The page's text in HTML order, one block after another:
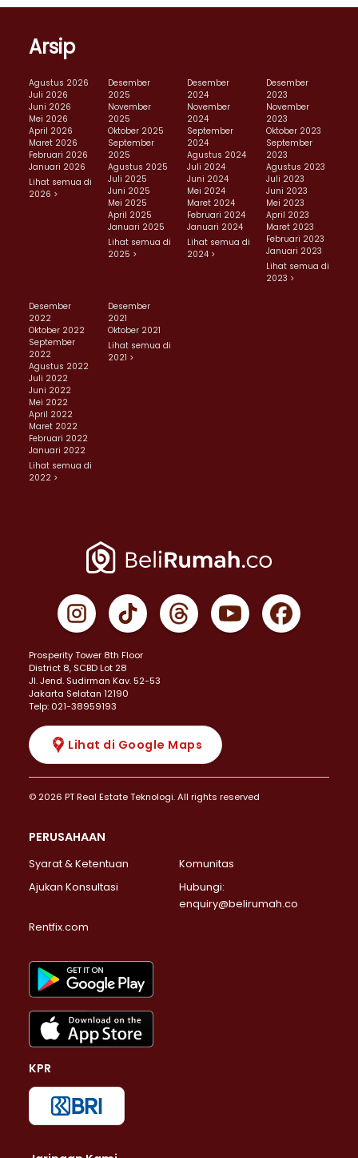
Arsip
Agustus 2026
Juli 2026
Juni 2026
Mei 2026
April 2026
Maret 2026
Februari 2026
Januari 2026
Lihat semua di
2026 >
Desember
2025
November
2025
Oktober 2025
September
2025
Agustus 2025
Juli 2025
Juni 2025
Mei 2025
April 2025
Januari 2025
Lihat semua di
2025 >
Desember
2024
November
2024
September
2024
Agustus 2024
Juli 2024
Juni 2024
Mei 2024
Maret 2024
Februari 2024
Januari 2024
Lihat semua di
2024 >
Desember
2023
November
2023
Oktober 2023
September
2023
Agustus 2023
Juli 2023
Juni 2023
Mei 2023
April 2023
Maret 2023
Februari 2023
Januari 2023
Lihat semua di
2023 >
Desember
2022
Oktober 2022
September
2022
Agustus 2022
Juli 2022
Juni 2022
Mei 2022
April 2022
Maret 2022
Februari 2022
Januari 2022
Lihat semua di
2022 >
Desember
2021
Oktober 2021
Lihat semua di
2021 >
Prosperity Tower 8th Floor
District 8, SCBD Lot 28
JI. Jend. Sudirman Kav. 52-53
Jakarta Selatan 12190
Telp: 021-38959193
Lihat di Google Maps
© 2026 PT Real Estate Teknologi. All rights reserved
PERUSAHAAN
Syarat & Ketentuan
Komunitas
Ajukan Konsultasi
Hubungi:
enquiry@belirumah.co
Rentfix.com
KPR